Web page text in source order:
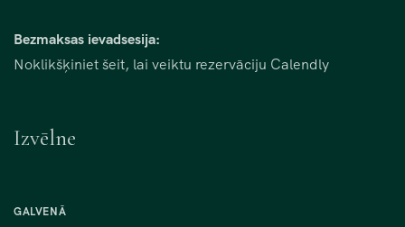
Bezmaksas ievadsesija:
Noklikšķiniet šeit, lai veiktu rezervāciju Calendly
Izvēlne
GALVENĀ